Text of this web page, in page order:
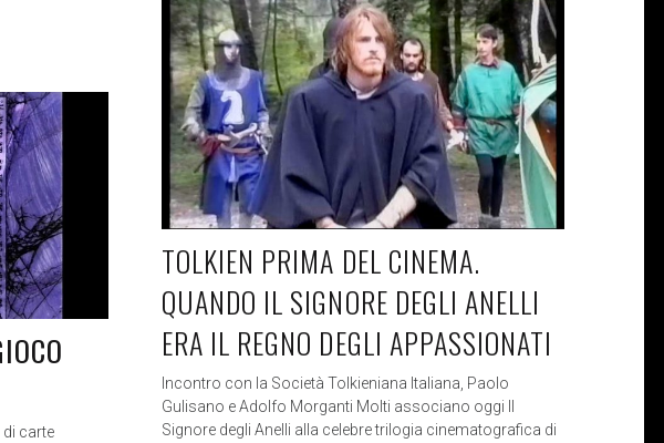
TOLKIEN PRIMA DEL CINEMA.
QUANDO IL SIGNORE DEGLI ANELLI
ERA IL REGNO DEGLI APPASSIONATI
Incontro con la Società Tolkieniana Italiana, Paolo
Gulisano e Adolfo Morganti Molti associano oggi Il
Signore degli Anelli alla celebre trilogia cinematografica di
di carte